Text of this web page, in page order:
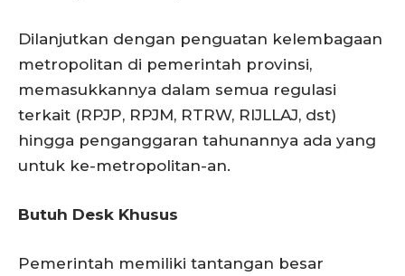
Dilanjutkan dengan penguatan kelembagaan
metropolitan di pemerintah provinsi,
memasukkannya dalam semua regulasi
terkait (RPJP, RPJM, RTRW, RIJLLAJ, dst)
hingga penganggaran tahunannya ada yang
untuk ke-metropolitan-an.
Butuh Desk Khusus
Pemerintah memiliki tantangan besar